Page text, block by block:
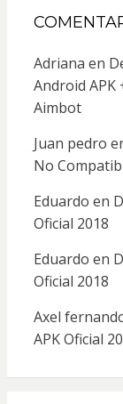
Adriana en
Android APK
Aimbot
Juan pedro
No
Eduardo en
Oficial 2018
Eduardo en
Oficial 2018
Axel
APK Oficial